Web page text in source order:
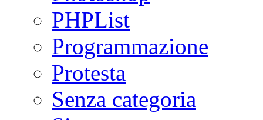
PHPList
Programmazione
Protesta
Senza categoria